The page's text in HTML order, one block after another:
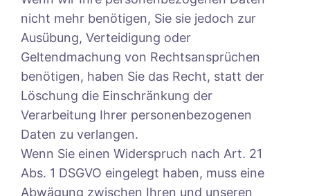
nicht mehr benötigen, Sie sie jedoch zur
Ausübung, Verteidigung oder
Geltendmachung von Rechtsansprüchen
benötigen, haben Sie das Recht, statt der
Löschung die Einschränkung der
Verarbeitung Ihrer personenbezogenen
Daten zu verlangen.
Wenn Sie einen Widerspruch nach Art. 21
Abs. 1 DSGVO eingelegt haben, muss eine
Abwägung zwischen Ihren und unseren